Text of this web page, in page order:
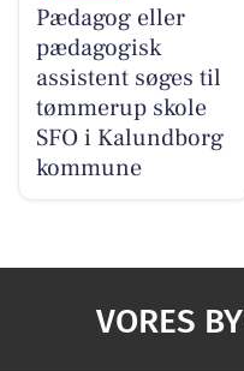
Pædagog eller
pædagogisk
assistent søges til
tømmerup skole
SFO i Kalundborg
kommune
VORES BY